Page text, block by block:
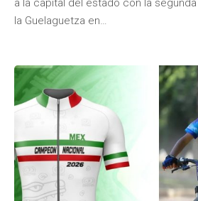
a la capital del estado con la
la Guelaguetza en…